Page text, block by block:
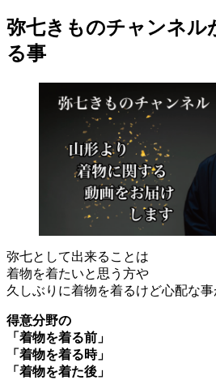
弥七きものチャンネル
る事
弥七として出来ることは
着物を着たいと思う方や
久しぶりに着物を着るけど心配な
得意分野の
「着物を着る前」
「着物を着る時」
「着物を着た後」